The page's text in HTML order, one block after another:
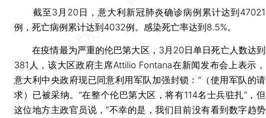
截至3月20日，意大利新冠肺炎确诊病例累计达到47021
例，死亡病例累计达到4032例。感染死亡率达到8.5%。
在疫情最为严重的伦巴第大区，3月20日单日死亡人数达到
381人，该大区政府主席Attilio Fontana在新闻发布会上表示，
意大利中央政府现已同意利用军队加强封锁：“（使用军队的请
求）已被采纳。“在整个伦巴第大区，将有114名士兵驻扎”，但
这位地方主政官员说，“不幸的是，我们目前没有看到数字趋势